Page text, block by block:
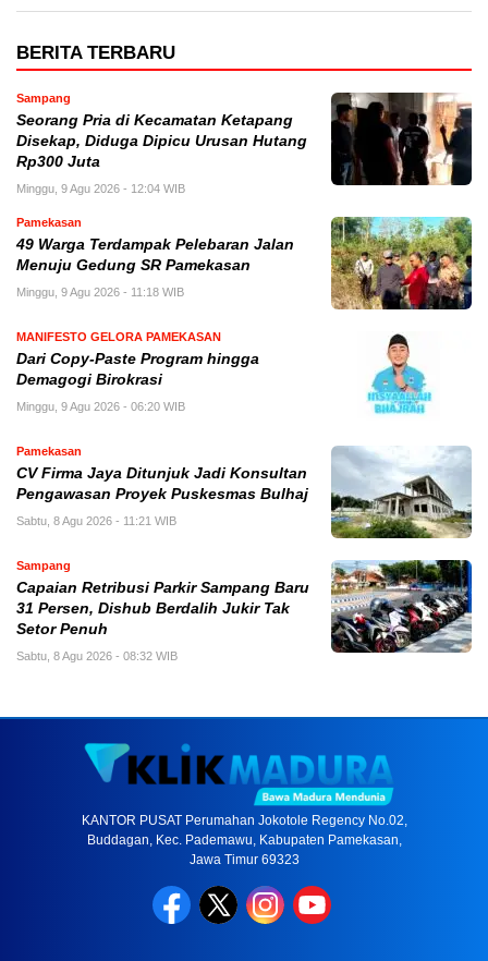
BERITA TERBARU
Sampang
Seorang Pria di Kecamatan Ketapang
Disekap, Diduga Dipicu Urusan Hutang
Rp300 Juta
Minggu, 9 Agu 2026 - 12:04 WIB
Pamekasan
49 Warga Terdampak Pelebaran Jalan
Menuju Gedung SR Pamekasan
Minggu, 9 Agu 2026 - 11:18 WIB
MANIFESTO GELORA PAMEKASAN
Dari Copy-Paste Program hingga
Demagogi Birokrasi
Minggu, 9 Agu 2026 - 06:20 WIB
Pamekasan
CV Firma Jaya Ditunjuk Jadi Konsultan
Pengawasan Proyek Puskesmas Bulhaj
Sabtu, 8 Agu 2026 - 11:21 WIB
Sampang
Capaian Retribusi Parkir Sampang Baru
31 Persen, Dishub Berdalih Jukir Tak
Setor Penuh
Sabtu, 8 Agu 2026 - 08:32 WIB
KANTOR PUSAT Perumahan Jokotole Regency No.02,
Buddagan, Kec. Pademawu, Kabupaten Pamekasan,
Jawa Timur 69323